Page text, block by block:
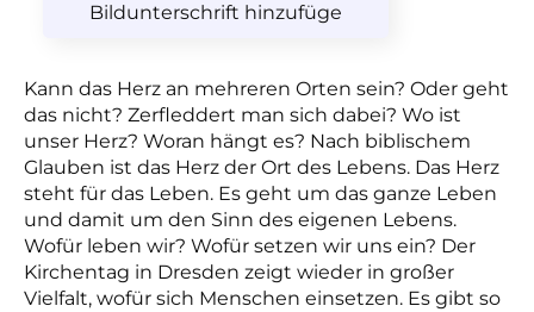
Bildunterschrift hinzufüge
Kann das Herz an mehreren Orten sein? Oder geht
das nicht? Zerfleddert man sich dabei? Wo ist
unser Herz? Woran hängt es? Nach biblischem
Glauben ist das Herz der Ort des Lebens. Das Herz
steht für das Leben. Es geht um das ganze Leben
und damit um den Sinn des eigenen Lebens.
Wofür leben wir? Wofür setzen wir uns ein? Der
Kirchentag in Dresden zeigt wieder in großer
Vielfalt, wofür sich Menschen einsetzen. Es gibt so